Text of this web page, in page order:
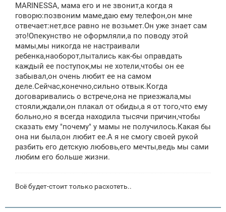
б
щ
н
и
MARINESSA, мама его и не звонит,а когда я
говорю:позвоним маме,даю ему телефон,он мне
отвечает:нет,все равно не возьмет.Он уже знает сам
это!Опекунство не оформляли,а по поводу этой
мамы,мы никогда не настраивали
ребенка,наоборот,пытались как-бы оправдать
каждый ее поступок,мы не хотели,чтобы он ее
забывал,он очень любит ее на самом
деле.Сейчас,конечно,сильно отвык.Когда
договаривались о встрече,она не приезжала,мы
стояли,ждали,он плакал от обиды,а я от того,что ему
больно,но я всегда находила тысячи причин,чтобы
сказать ему "почему" у мамы не получилось.Какая бы
она ни была,он любит ее.А я не смогу своей рукой
разбить его детскую любовь,его мечты,ведь мы сами
любим его больше жизни.
Всё будет-стоит только расхотеть..